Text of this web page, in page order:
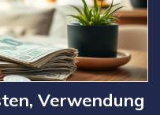
Verwendung